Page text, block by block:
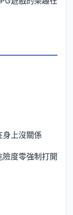
身上沒關係
度零強制打開